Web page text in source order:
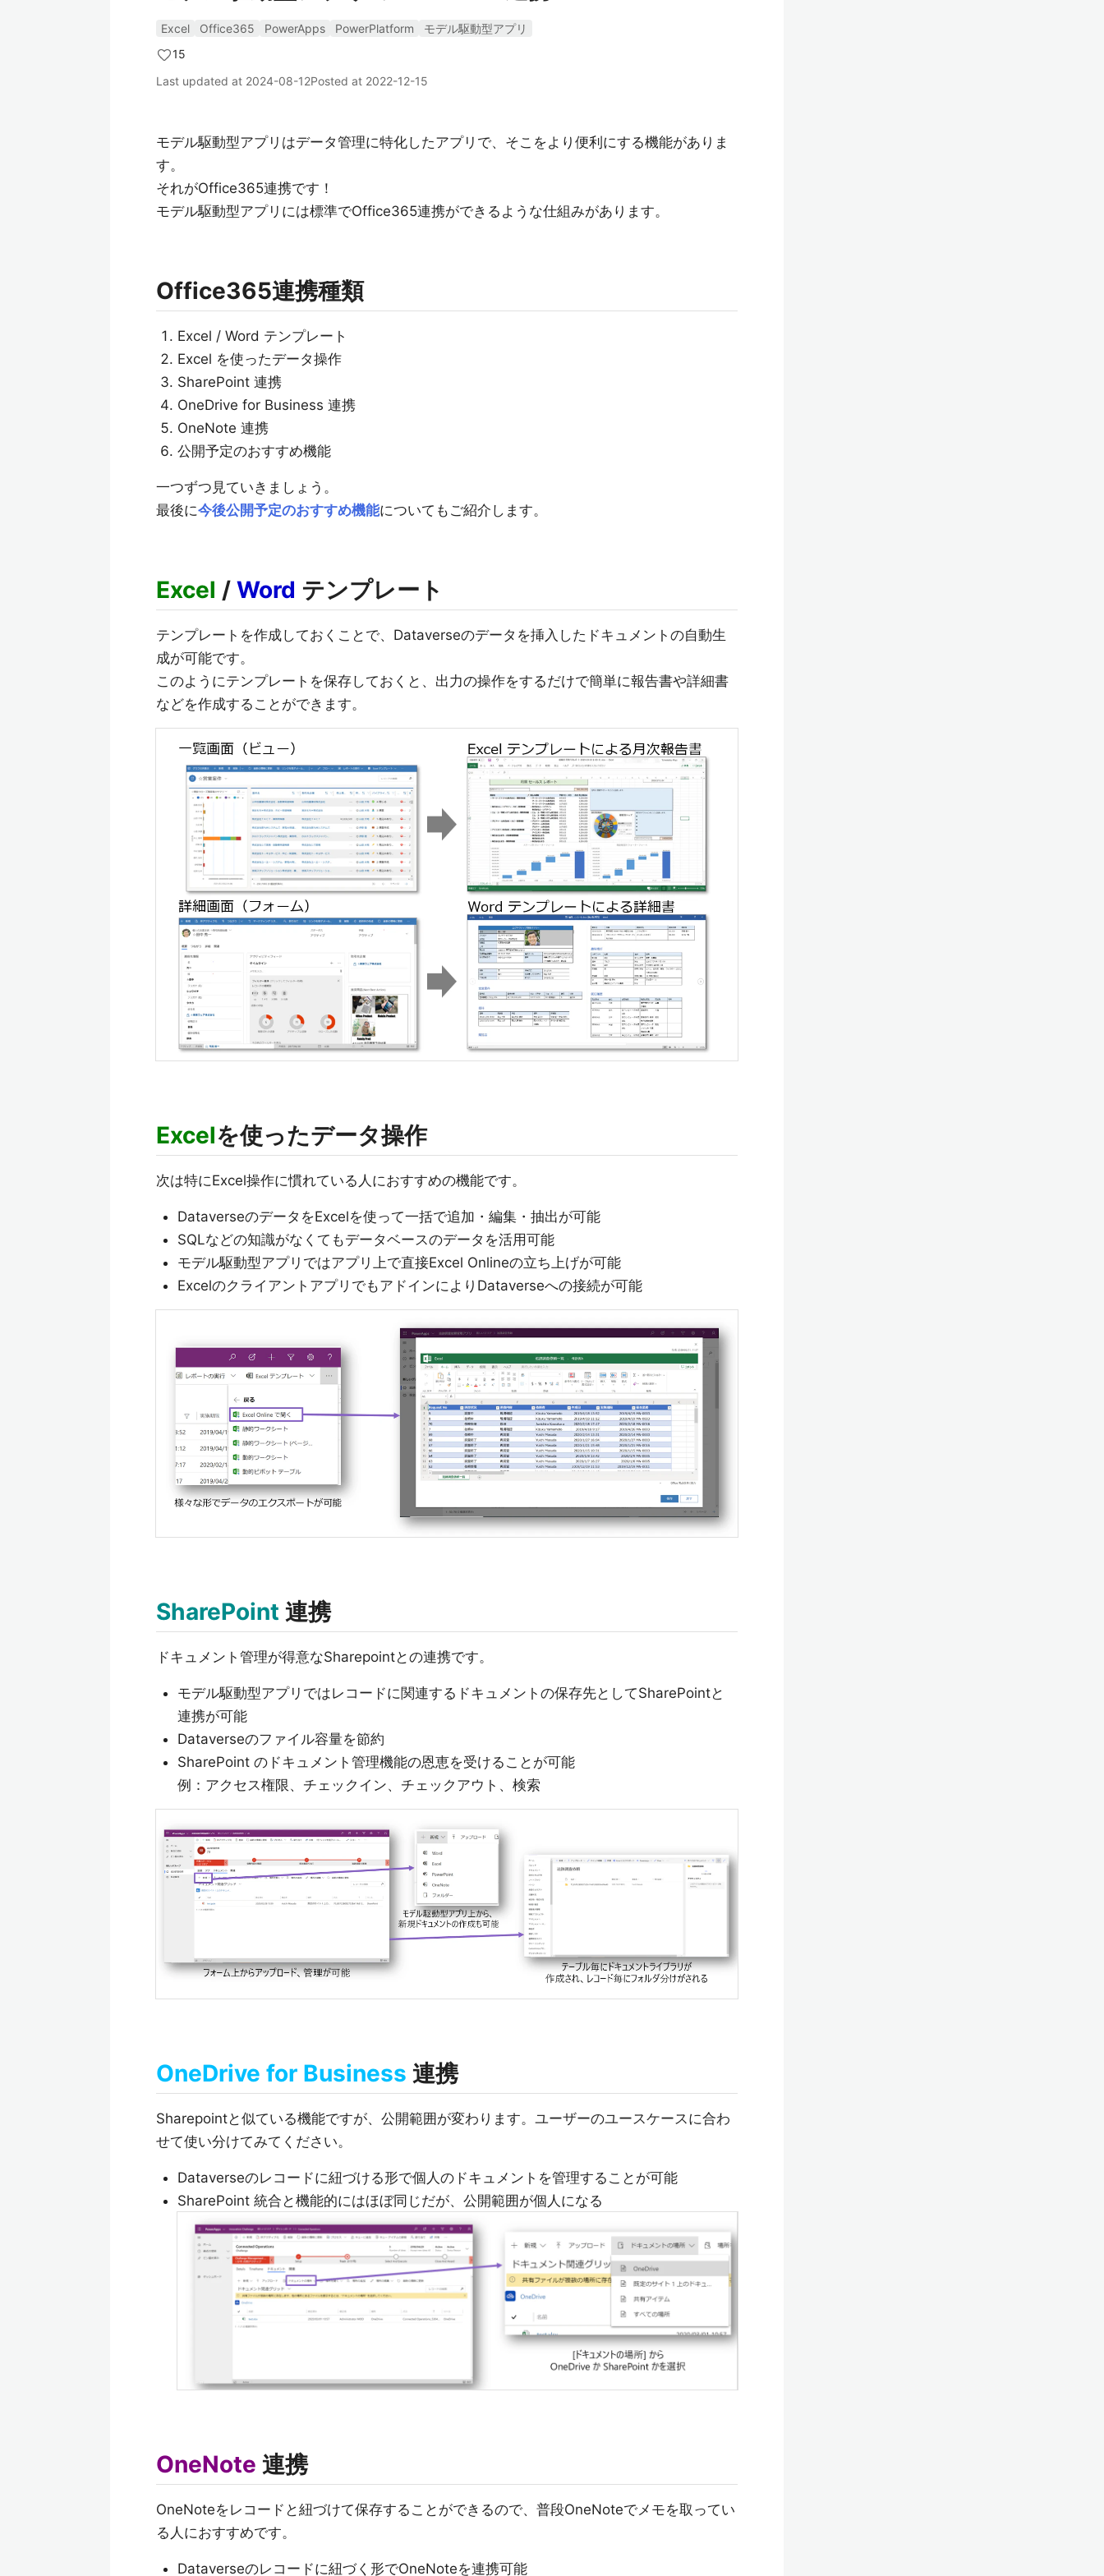
Excel Office365 PowerApps PowerPlatform
モデル駆動型アプリ
15
Last updated at 2024-08-12Posted at 2022-12-15
モデル駆動型アプリはデータ管理に特化したアプリで、そこをより便利にする機能がありま
す。
それがOffice365連携です！
モデル駆動型アプリには標準でOffice365連携ができるような仕組みがあります。
Office365連携種類
Excel / Word テンプレート
Excel を使ったデータ操作
SharePoint 連携
OneDrive for Business 連携
OneNote 連携
公開予定のおすすめ機能
一つずつ見ていきましょう。
最後に今後公開予定のおすすめ機能についてもご紹介します。
Excel / Word テンプレート
テンプレートを作成しておくことで、Dataverseのデータを挿入したドキュメントの自動生
成が可能です。
このようにテンプレートを保存しておくと、出力の操作をするだけで簡単に報告書や詳細書
などを作成することができます。
Excelを使ったデータ操作
次は特にExcel操作に慣れている人におすすめの機能です。
DataverseのデータをExcelを使って一括で追加・編集・抽出が可能
SQLなどの知識がなくてもデータベースのデータを活用可能
モデル駆動型アプリではアプリ上で直接Excel Onlineの立ち上げが可能
ExcelのクライアントアプリでもアドインによりDataverseへの接続が可能
SharePoint 連携
ドキュメント管理が得意なSharepointとの連携です。
モデル駆動型アプリではレコードに関連するドキュメントの保存先としてSharePointと
連携が可能
Dataverseのファイル容量を節約
SharePoint のドキュメント管理機能の恩恵を受けることが可能
例：アクセス権限、チェックイン、チェックアウト、検索
OneDrive for Business 連携
Sharepointと似ている機能ですが、公開範囲が変わります。ユーザーのユースケースに合わ
せて使い分けてみてください。
Dataverseのレコードに紐づける形で個人のドキュメントを管理することが可能
SharePoint 統合と機能的にはほぼ同じだが、公開範囲が個人になる
OneNote 連携
OneNoteをレコードと紐づけて保存することができるので、普段OneNoteでメモを取ってい
る人におすすめです。
Dataverseのレコードに紐づく形でOneNoteを連携可能